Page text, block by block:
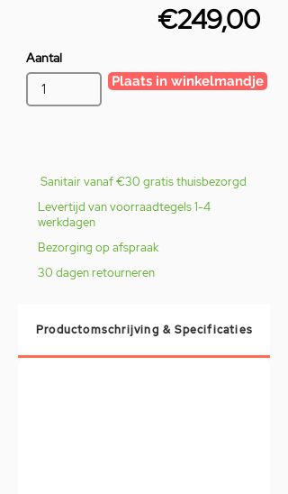
€249,00
Aantal
Plaats in winkelmandje
Sanitair vanaf €30 gratis thuisbezorgd
Levertijd van voorraadtegels 1-4
werkdagen
Bezorging op afspraak
30 dagen retourneren
Productomschrijving & Specificaties